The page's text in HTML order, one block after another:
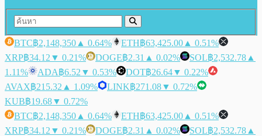
BTC฿2,148,350 ▲ 0.64% ETH฿63,425.00 ▲ 0.51%
XRP฿34.12 ▼ 0.21% DOGE฿2.31 ▲ 0.02% SOL฿2,532.78 ▲
1.11%
ADA฿6.52 ▼ 0.53% DOT฿26.64▼ 0.22%
AVAX฿215.32 ▲ 1.09% LINK฿271.08▼ 0.72%
KUB฿19.68▼ 0.72%
BTC฿2,148,350 ▲ 0.64% ETH฿63,425.00 ▲ 0.51%
XRP฿34.12 ▼ 0.21% DOGE฿2.31 ▲ 0.02% SOL฿2,532.78 ▲